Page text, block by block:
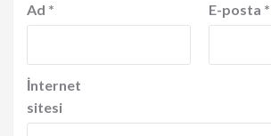
Ad * E-posta *
İnternet
sitesi